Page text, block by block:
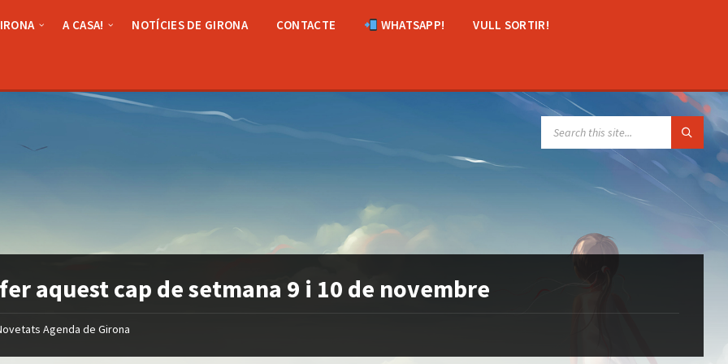
A CASA! NOTÍCIES DE GIRONA CONTACTE WHATSAPP! VULL SORTIR!
aquest cap de setmana 9 i 10 de novembre
Agenda de Girona